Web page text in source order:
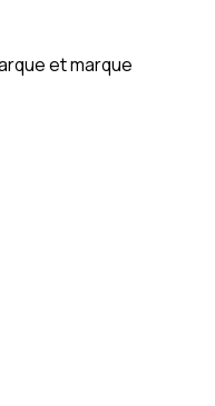
et marque